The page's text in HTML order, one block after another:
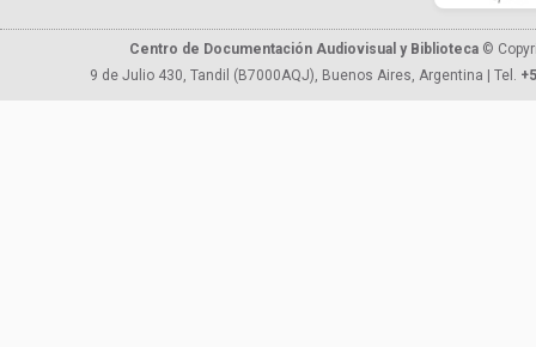
Centro de Documentación Audiovisual y Biblioteca ©
9 de Julio 430, Tandil (B7000AQJ), Buenos Aires, Argentina | Tel.